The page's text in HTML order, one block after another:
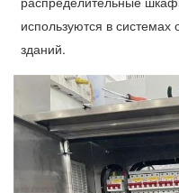
используются в
зданий.